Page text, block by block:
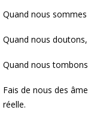
Quand nous
Quand nous
Quand nous
Fais de nous des
réelle.